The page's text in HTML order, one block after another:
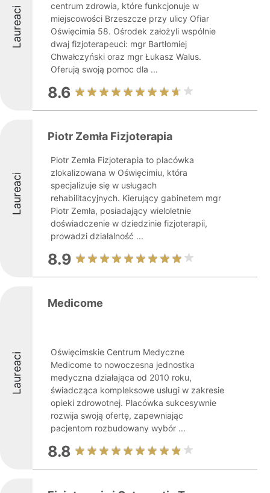
Laureaci
centrum zdrowia, które funkcjonuje w
miejscowości Brzeszcze przy ulicy Ofiar
Oświęcimia 58. Ośrodek założyli wspólnie
dwaj fizjoterapeuci: mgr Bartłomiej
Chwałczyński oraz mgr Łukasz Walus.
Oferują swoją pomoc dla ...
8.6
Laureaci
Piotr Zemła Fizjoterapia
Piotr Zemła Fizjoterapia to placówka
zlokalizowana w Oświęcimiu, która
specjalizuje się w usługach
rehabilitacyjnych. Kierujący gabinetem mgr
Piotr Zemła, posiadający wieloletnie
doświadczenie w dziedzinie fizjoterapii,
prowadzi działalność ...
8.9
Laureaci
Medicome
Oświęcimskie Centrum Medyczne
Medicome to nowoczesna jednostka
medyczna działająca od 2010 roku,
świadcząca kompleksowe usługi w zakresie
opieki zdrowotnej. Placówka sukcesywnie
rozwija swoją ofertę, zapewniając
pacjentom rozbudowany wybór ...
8.8